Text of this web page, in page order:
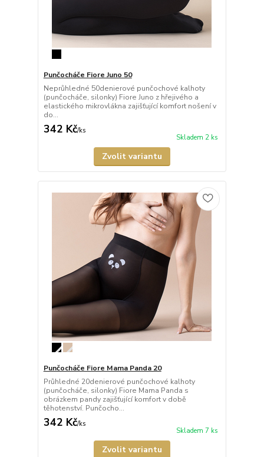
Punčocháče Fiore Juno 50
Neprůhledné 50denierové punčochové kalhoty
(punčocháče, silonky) Fiore Juno z hřejivého a
elastického mikrovlákna zajišťující komfort nošení v
do...
342 Kč/ks
Skladem 2 ks
Zvolit variantu
Punčocháče Fiore Mama Panda 20
Průhledné 20denierové punčochové kalhoty
(punčocháče, silonky) Fiore Mama Panda s
obrázkem pandy zajišťující komfort v době
těhotenství. Punčocho...
342 Kč/ks
Skladem 7 ks
Zvolit variantu